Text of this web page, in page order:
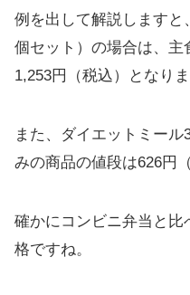
例を出して解説しますと
個セット）の場合は、
1,253円（税込）となりま
また、ダイエットミー
みの商品の値段は626円
確かにコンビニ弁当と
格ですね。